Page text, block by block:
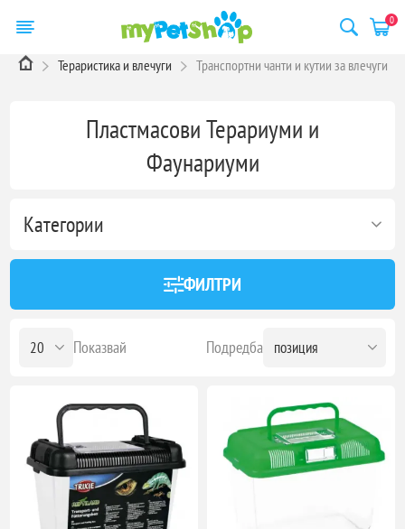
0
Тераристика и влечуги Транспортни чанти и кутии за влечуги
Пластмасови Терариуми и
Фаунариуми
Категории
ФИЛТРИ
Подредба
Показвай